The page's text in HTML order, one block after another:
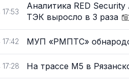
17:53
Аналитика RED
ТЭК выросло в 3 раза
17:42 МУП «РМПТС»
17:28 На трассе М5 в